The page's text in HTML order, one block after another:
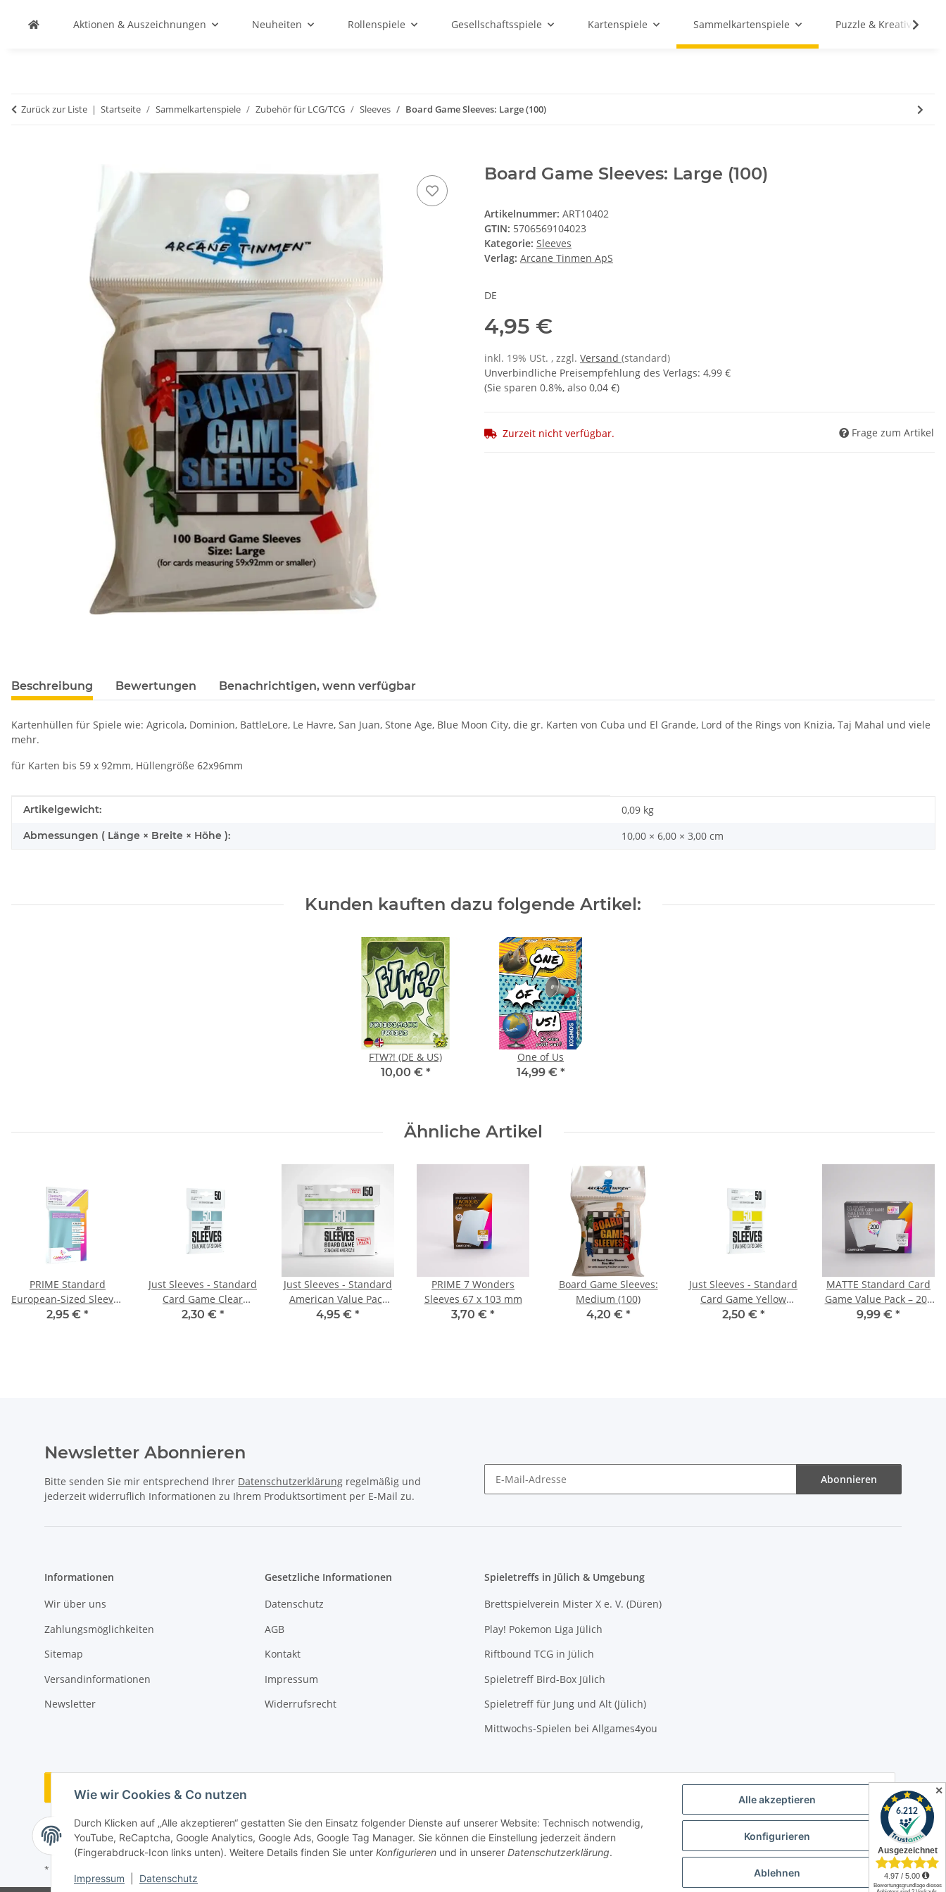
Alle akzeptieren
Konfigurieren
Ablehnen
Wie wir Cookies & Co nutzen
Durch Klicken auf „Alle akzeptieren“ gestatten Sie den Einsatz folgender Dienste auf unserer Website: Technisch notwendig,
YouTube, ReCaptcha, Google Analytics, Google Ads, Google Tag Manager. Sie können die Einstellung jederzeit ändern
(Fingerabdruck-Icon links unten). Weitere Details finden Sie unter Konfigurieren und in unserer Datenschutzerklärung.
Impressum Datenschutz
Aktionen & Auszeichnungen Neuheiten Rollenspiele Gesellschaftsspiele Kartenspiele Sammelkartenspiele Puzzle & Kreativ
Zurück zur Liste Startseite Sammelkartenspiele Zubehör für LCG/TCG Sleeves Board Game Sleeves: Large (100)
Board Game Sleeves: Large (100)
Artikelnummer: ART10402
GTIN: 5706569104023
Kategorie: Sleeves
Verlag: Arcane Tinmen ApS
DE
4,95 €
inkl. 19% USt. , zzgl. Versand (standard)
Unverbindliche Preisempfehlung des Verlags: 4,99 €
(Sie sparen 0.8%, also 0,04 €)
Zurzeit nicht verfügbar. Frage zum Artikel
Beschreibung Bewertungen Benachrichtigen, wenn verfügbar
Kartenhüllen für Spiele wie: Agricola, Dominion, BattleLore, Le Havre, San Juan, Stone Age, Blue Moon City, die gr. Karten von Cuba und El Grande, Lord of the Rings von Knizia, Taj Mahal und viele
mehr.
für Karten bis 59 x 92mm, Hüllengröße 62x96mm
Produkteigenschaft
Wert
Artikelgewicht: 0,09 kg
Abmessungen ( Länge × Breite × Höhe ): 10,00 × 6,00 × 3,00 cm
Kunden kauften dazu folgende Artikel:
FTW?! (DE & US)
10,00 € *
One of Us
14,99 € *
Ähnliche Artikel
PRIME Standard
European-Sized Sleeves
62 x 94 mm (Einzelpack)
2,95 € *
Just Sleeves - Standard
Card Game Clear
(Einzelpack)
2,30 € *
Just Sleeves - Standard
American Value Pack
(150) (Einzelpack)
4,95 € *
PRIME 7 Wonders
Sleeves 67 x 103 mm
3,70 € *
Board Game Sleeves:
Medium (100)
4,20 € *
Just Sleeves - Standard
Card Game Yellow
(Einzelpack)
2,50 € *
MATTE Standard Card
Game Value Pack – 200
Kartenhüllen 66 x 91
9,99 € *
Newsletter Abonnieren
Bitte senden Sie mir entsprechend Ihrer Datenschutzerklärung regelmäßig und
jederzeit widerruflich Informationen zu Ihrem Produktsortiment per E-Mail zu.
Abonnieren
Informationen
Wir über uns
Zahlungsmöglichkeiten
Sitemap
Versandinformationen
Newsletter
Gesetzliche Informationen
Datenschutz
AGB
Kontakt
Impressum
Widerrufsrecht
Spieletreffs in Jülich & Umgebung
Brettspielverein Mister X e. V. (Düren)
Play! Pokemon Liga Jülich
Riftbound TCG in Jülich
Spieletreff Bird-Box Jülich
Spieletreff für Jung und Alt (Jülich)
Mittwochs-Spielen bei Allgames4you
Vertrag widerrufen
* Alle Preise inkl. gesetzlicher USt., zzgl.
✕